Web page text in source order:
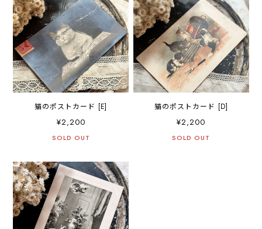
猫のポストカード [E]
¥2,200
SOLD OUT
猫のポストカード [D]
¥2,200
SOLD OUT